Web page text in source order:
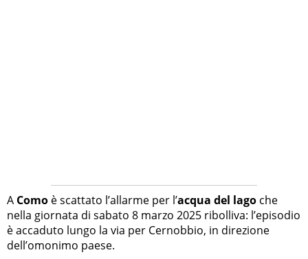
A Como è scattato l’allarme per l’acqua del lago che
nella giornata di sabato 8 marzo 2025 ribolliva: l’episodio
è accaduto lungo la via per Cernobbio, in direzione
dell’omonimo paese.